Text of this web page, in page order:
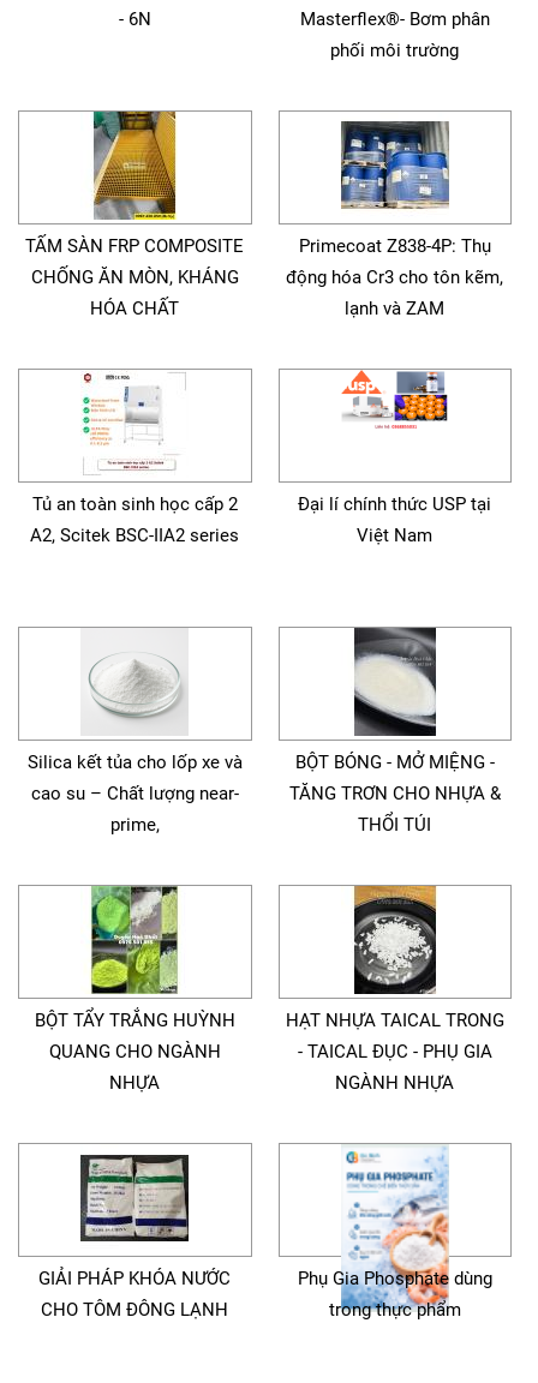
- 6N
Masterflex®- Bơm phân
phối môi trường
TẤM SÀN FRP COMPOSITE
CHỐNG ĂN MÒN, KHÁNG
HÓA CHẤT
Primecoat Z838-4P: Thụ
động hóa Cr3 cho tôn kẽm,
lạnh và ZAM
Tủ an toàn sinh học cấp 2
A2, Scitek BSC-IIA2 series
Đại lí chính thức USP tại
Việt Nam
Silica kết tủa cho lốp xe và
cao su – Chất lượng near-
prime,
BỘT BÓNG - MỞ MIỆNG -
TĂNG TRƠN CHO NHỰA &
THỔI TÚI
BỘT TẨY TRẮNG HUỲNH
QUANG CHO NGÀNH
NHỰA
HẠT NHỰA TAICAL TRONG
- TAICAL ĐỤC - PHỤ GIA
NGÀNH NHỰA
GIẢI PHÁP KHÓA NƯỚC
CHO TÔM ĐÔNG LẠNH
Phụ Gia Phosphate dùng
trong thực phẩm